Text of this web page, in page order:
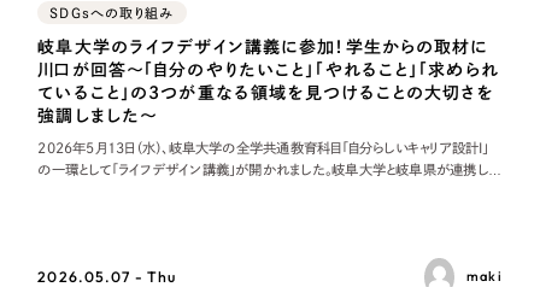
SDGsへの取り組み
岐阜大学のライフデザイン講義に参加！学生からの取材に
川口が回答〜「自分のやりたいこと」「やれること」「求められ
ていること」の3つが重なる領域を見つけることの大切さを
強調しました〜
2026年5月13日（水）、岐阜大学の全学共通教育科目「自分らしいキャリア設計Ⅰ」
の一環として「ライフデザイン講義」が開かれました。岐阜大学と岐阜県が連携し、
2026.05.07 - Thu maki